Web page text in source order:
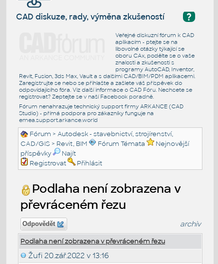
?
CAD diskuze, rady, výměna zkušeností
Veřejné diskuzní fórum k CAD
aplikacím - ptejte se na
libovolné otázky týkající se
oboru CAx, podělte se o vaše
znalosti a zkušenosti s
programy AutoCAD, Inventor,
Revit, Fusion, 3ds Max, Vault a s dalšími CAD/BIM/PDM aplikacemi.
Zaregistrujte se nebo se přihlašte a zašlete váš příspěvek do
odpovídajícího fóra. Viz další informace o CAD Fóru. Nechcete se
registrovat? Zeptejte se v naší Facebook poradně.
Fórum nenahrazuje technický support firmy ARKANCE (CAD
Studio) - přímá podpora pro zákazníky funguje na
emea.support.arkance.world
Fórum >Autodesk - stavebnictví, strojírenství,
CAD/GIS > Revit, BIM Fórum Témata
Nejnovější
příspěvky
Najít
Registrovat
Přihlásit
Podlaha není zobrazena v
převráceném řezu
Odpovědět archiv
Podlaha není zobrazena v převráceném řezu
Žufi 20.zář.2022 v 13:16